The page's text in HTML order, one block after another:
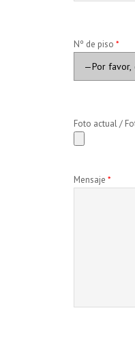
Nº de piso *
Foto actual /
Mensaje *